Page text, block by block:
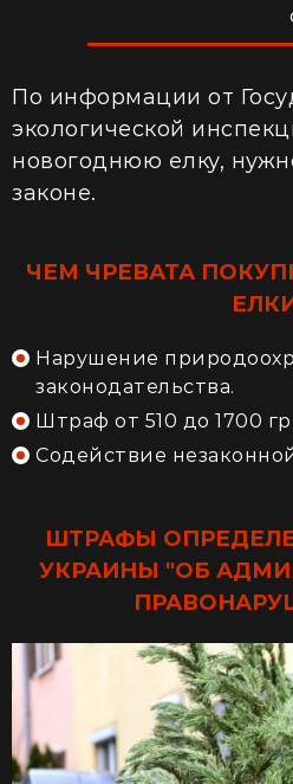
По информации от
экологической
новогоднюю елку,
законе.
ЧЕМ ЧРЕВАТА
Нарушение
законодательства.
Штраф от 510 до 1700
Содействие
ШТРАФЫ
УКРАИНЫ "ОБ